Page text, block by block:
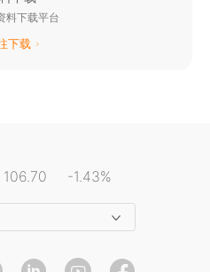
料下载平台
下载
106.70 -1.43%